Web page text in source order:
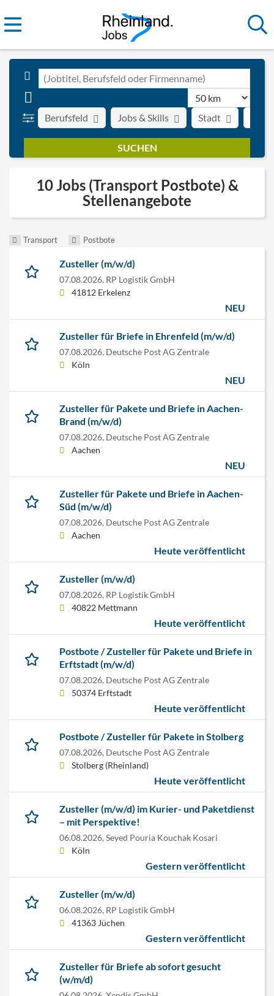
Stadt
Berufsfeld Jobs & Skills
10 Jobs (Transport Postbote) &
Stellenangebote
Transport Postbote
Zusteller (m/w/d)
07.08.2026, RP Logistik GmbH
41812 Erkelenz
NEU
Zusteller für Briefe in Ehrenfeld (m/w/d)
07.08.2026, Deutsche Post AG Zentrale
Köln
NEU
Zusteller für Pakete und Briefe in Aachen-
Brand (m/w/d)
07.08.2026, Deutsche Post AG Zentrale
Aachen
NEU
Zusteller für Pakete und Briefe in Aachen-
Süd (m/w/d)
07.08.2026, Deutsche Post AG Zentrale
Aachen
Heute veröffentlicht
Zusteller (m/w/d)
07.08.2026, RP Logistik GmbH
40822 Mettmann
Heute veröffentlicht
Postbote / Zusteller für Pakete und Briefe in
Erftstadt (m/w/d)
07.08.2026, Deutsche Post AG Zentrale
50374 Erftstadt
Heute veröffentlicht
Postbote / Zusteller für Pakete in Stolberg
07.08.2026, Deutsche Post AG Zentrale
Stolberg (Rheinland)
Heute veröffentlicht
Zusteller (m/w/d) im Kurier- und Paketdienst
– mit Perspektive!
06.08.2026, Seyed Pouria Kouchak Kosari
Köln
Gestern veröffentlicht
Zusteller (m/w/d)
06.08.2026, RP Logistik GmbH
41363 Jüchen
Gestern veröffentlicht
Zusteller für Briefe ab sofort gesucht
(w/m/d)